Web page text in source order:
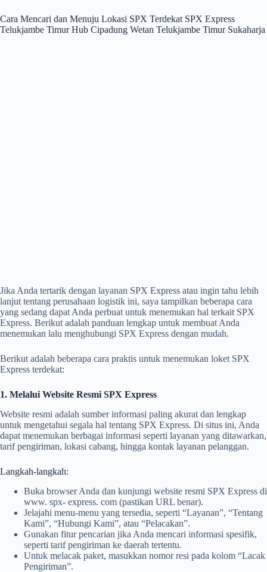
Cara Mencari dan Menuju Lokasi SPX Terdekat SPX Express
Telukjambe Timur Hub Cipadung Wetan Telukjambe Timur Sukaharja
Jika Anda tertarik dengan layanan SPX Express atau ingin tahu lebih
lanjut tentang perusahaan logistik ini, saya tampilkan beberapa cara
yang sedang dapat Anda perbuat untuk menemukan hal terkait SPX
Express. Berikut adalah panduan lengkap untuk membuat Anda
menemukan lalu menghubungi SPX Express dengan mudah.
Berikut adalah beberapa cara praktis untuk menemukan loket SPX
Express terdekat:
1. Melalui Website Resmi SPX Express
Website resmi adalah sumber informasi paling akurat dan lengkap
untuk mengetahui segala hal tentang SPX Express. Di situs ini, Anda
dapat menemukan berbagai informasi seperti layanan yang ditawarkan,
tarif pengiriman, lokasi cabang, hingga kontak layanan pelanggan.
Langkah-langkah:
Buka browser Anda dan kunjungi website resmi SPX Express di
www. spx- express. com (pastikan URL benar).
Jelajahi menu-menu yang tersedia, seperti “Layanan”, “Tentang
Kami”, “Hubungi Kami”, atau “Pelacakan”.
Gunakan fitur pencarian jika Anda mencari informasi spesifik,
seperti tarif pengiriman ke daerah tertentu.
Untuk melacak paket, masukkan nomor resi pada kolom “Lacak
Pengiriman”.